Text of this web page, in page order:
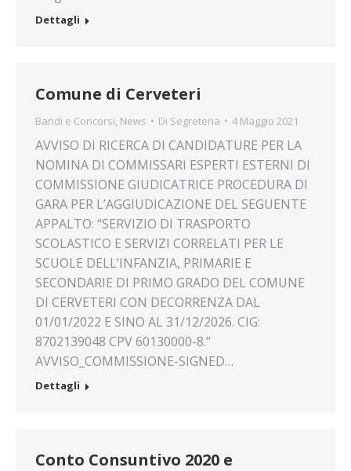
Dettagli
Comune di Cerveteri
Bandi e Concorsi, News Di Segreteria 4 Maggio 2021
AVVISO DI RICERCA DI CANDIDATURE PER LA
NOMINA DI COMMISSARI ESPERTI ESTERNI DI
COMMISSIONE GIUDICATRICE PROCEDURA DI
GARA PER L’AGGIUDICAZIONE DEL SEGUENTE
APPALTO: “SERVIZIO DI TRASPORTO
SCOLASTICO E SERVIZI CORRELATI PER LE
SCUOLE DELL’INFANZIA, PRIMARIE E
SECONDARIE DI PRIMO GRADO DEL COMUNE
DI CERVETERI CON DECORRENZA DAL
01/01/2022 E SINO AL 31/12/2026. CIG:
8702139048 CPV 60130000-8.”
AVVISO_COMMISSIONE-SIGNED…
Dettagli
Conto Consuntivo 2020 e